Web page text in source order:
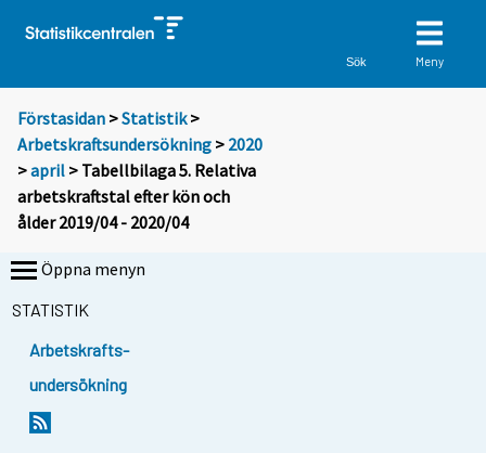
Sök Meny
Förstasidan >Statistik >
Arbetskraftsundersökning > 2020
>april > Tabellbilaga 5. Relativa
arbetskraftstal efter kön och
ålder 2019/04 - 2020/04
Öppna menyn
STATISTIK
Arbetskrafts-
undersökning